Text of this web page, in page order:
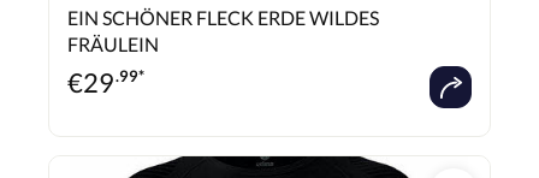
Durchschnittliche Bewertung von 0 von 5 Sternen
EIN SCHÖNER FLECK ERDE WILDES
FRÄULEIN
€29.99*